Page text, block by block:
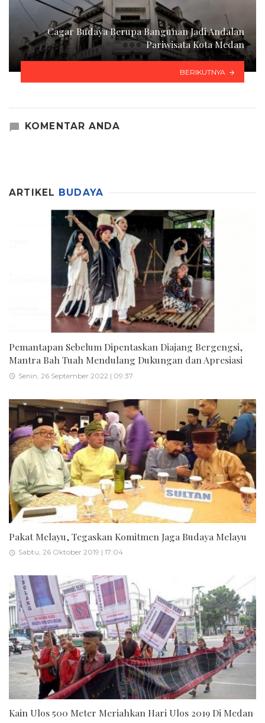
Cagar Budaya Berupa Bangunan Jadi Andalan
Pariwisata Kota Medan
BERIKUTNYA
KOMENTAR ANDA
ARTIKEL BUDAYA
Pemantapan Sebelum Dipentaskan Diajang Bergengsi,
Mantra Bah Tuah Mendulang Dukungan dan Apresiasi
Senin, 26 September 2022 | 09:37
Pakat Melayu, Tegaskan Komitmen Jaga Budaya Melayu
Sabtu, 26 Oktober 2019 | 17:04
Kain Ulos 500 Meter Meriahkan Hari Ulos 2019 Di Medan